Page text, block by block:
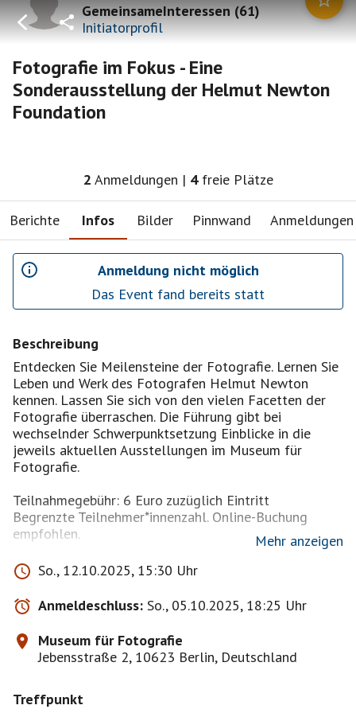
GemeinsameInteressen(61)
Initiatorprofil
Fotografie im Fokus - Eine
Sonderausstellung der Helmut Newton
Foundation
2 Anmeldungen | 4 freie Plätze
Berichte Infos Bilder Pinnwand Anmeldungen
Anmeldung nicht möglich
Das Event fand bereits statt
Beschreibung
Entdecken Sie Meilensteine der Fotografie. Lernen Sie
Leben und Werk des Fotografen Helmut Newton
kennen. Lassen Sie sich von den vielen Facetten der
Fotografie überraschen. Die Führung gibt bei
wechselnder Schwerpunktsetzung Einblicke in die
jeweils aktuellen Ausstellungen im Museum für
Fotografie.
Teilnahmegebühr: 6 Euro zuzüglich Eintritt
Begrenzte Teilnehmer*innenzahl. Online-Buchung
empfohlen.
Tickets kauft sich bitte jeder selbst!
https://shop.smb.museum/#/tickets/filters
Bei genügend Interesse würde ich uns als Gruppe
voranmelden.
Mehr anzeigen
So., 12.10.2025, 15:30 Uhr
Anmeldeschluss: So., 05.10.2025, 18:25 Uhr
Museum für Fotografie
Jebensstraße 2, 10623 Berlin, Deutschland
Treffpunkt